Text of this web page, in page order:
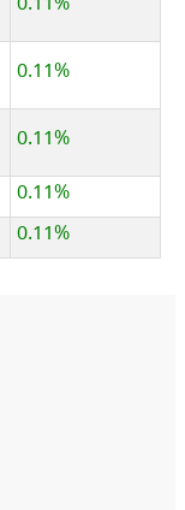
0.11%
0.11%
0.11%
0.11%
0.11%